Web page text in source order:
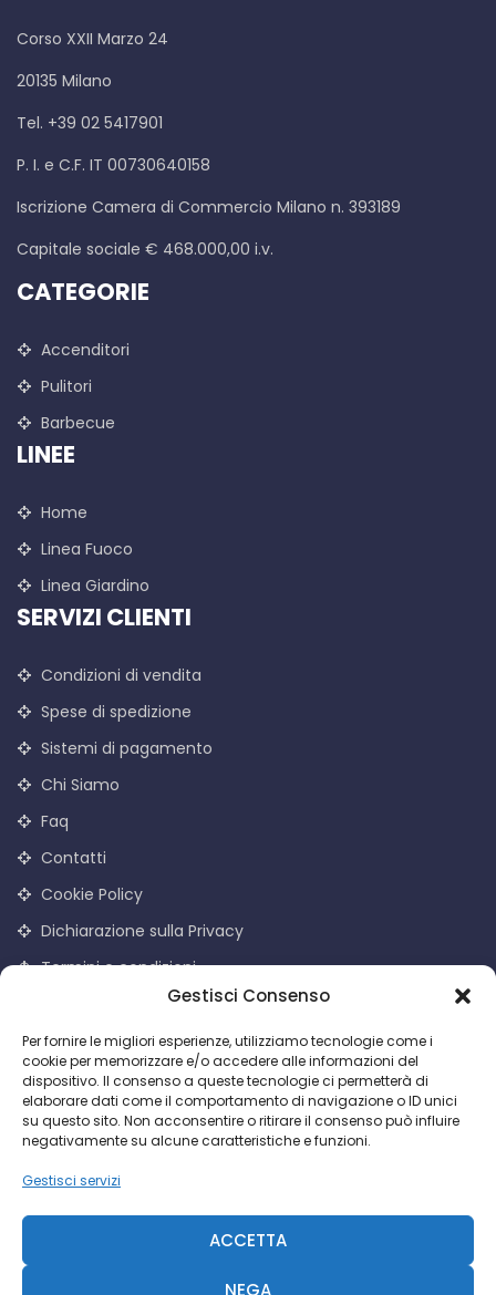
Gestisci Consenso
Per fornire le migliori esperienze, utilizziamo tecnologie come i
cookie per memorizzare e/o accedere alle informazioni del
dispositivo. Il consenso a queste tecnologie ci permetterà di
elaborare dati come il comportamento di navigazione o ID unici
su questo sito. Non acconsentire o ritirare il consenso può influire
negativamente su alcune caratteristiche e funzioni.
Gestisci servizi
ACCETTA
NEGA
Corso XXII Marzo 24
20135 Milano
Tel. +39 02 5417901
P. I. e C.F. IT 00730640158
Iscrizione Camera di Commercio Milano n. 393189
Capitale sociale € 468.000,00 i.v.
CATEGORIE
Accenditori
Pulitori
Barbecue
LINEE
Home
Linea Fuoco
Linea Giardino
SERVIZI CLIENTI
Condizioni di vendita
Spese di spedizione
Sistemi di pagamento
Chi Siamo
Faq
Contatti
Cookie Policy
Dichiarazione sulla Privacy
Termini e condizioni
Iscrizione Newsletter
Email
Iscrivendomi accetto le condizioni d'uso di questo sito. I dati
raccolti verranno utilizzati per attività di comunicazioni
promozionali da parte di Facco Giuseppe & C. S.p.a.